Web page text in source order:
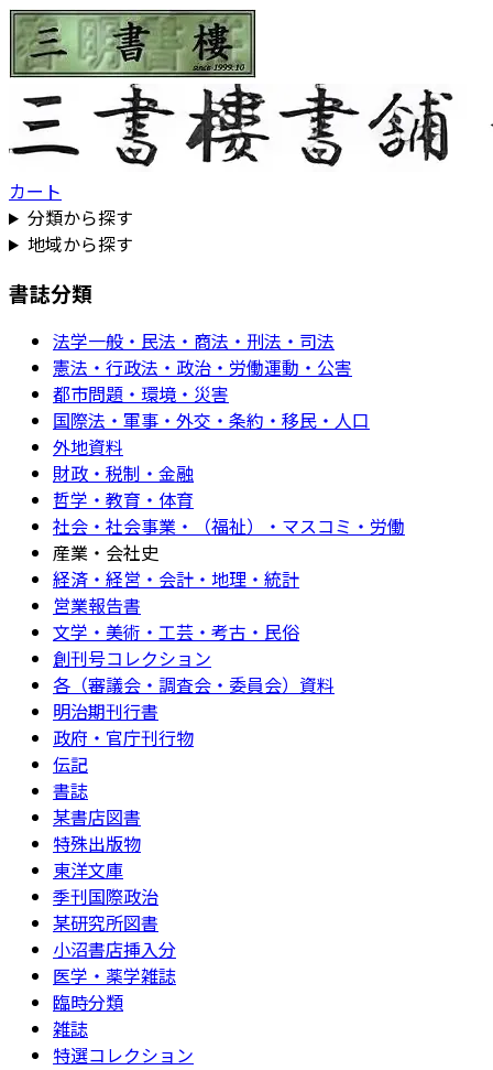
カート
分類から探す
地域から探す
書誌分類
法学一般・民法・商法・刑法・司法
憲法・行政法・政治・労働運動・公害
都市問題・環境・災害
国際法・軍事・外交・条約・移民・人口
外地資料
財政・税制・金融
哲学・教育・体育
社会・社会事業・（福祉）・マスコミ・労働
産業・会社史
経済・経営・会計・地理・統計
営業報告書
文学・美術・工芸・考古・民俗
創刊号コレクション
各（審議会・調査会・委員会）資料
明治期刊行書
政府・官庁刊行物
伝記
書誌
某書店図書
特殊出版物
東洋文庫
季刊国際政治
某研究所図書
小沼書店挿入分
医学・薬学雑誌
臨時分類
雑誌
特選コレクション